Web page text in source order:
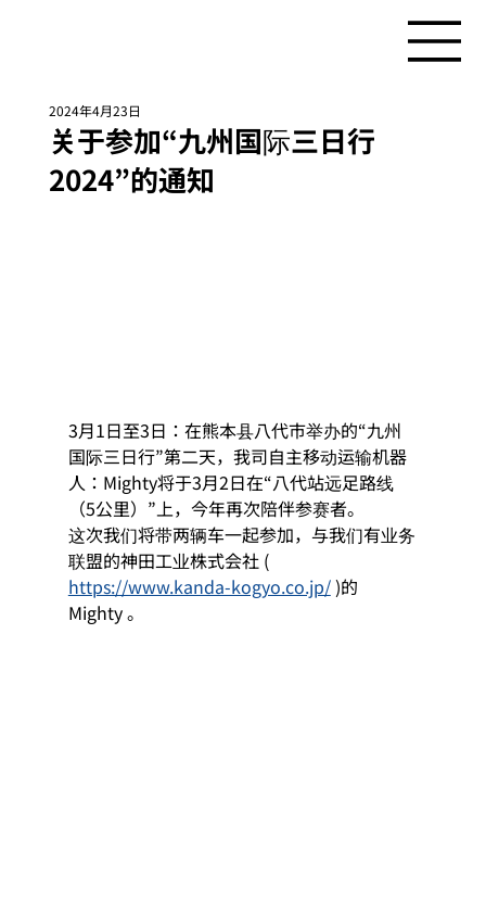
关于参加“九州国际三日行
2024”的通知
2024年4月23日
3月1日至3日：在熊本县八代市举办的“九州
国际三日行”第二天，我司自主移动运输机器
人：Mighty将于3月2日在“八代站远足路线
（5公里）”上，今年再次陪伴参赛者。
这次我们将带两辆车一起参加，与我们有业务
联盟的神田工业株式会社 (
https://www.kanda-kogyo.co.jp/ )的
Mighty 。